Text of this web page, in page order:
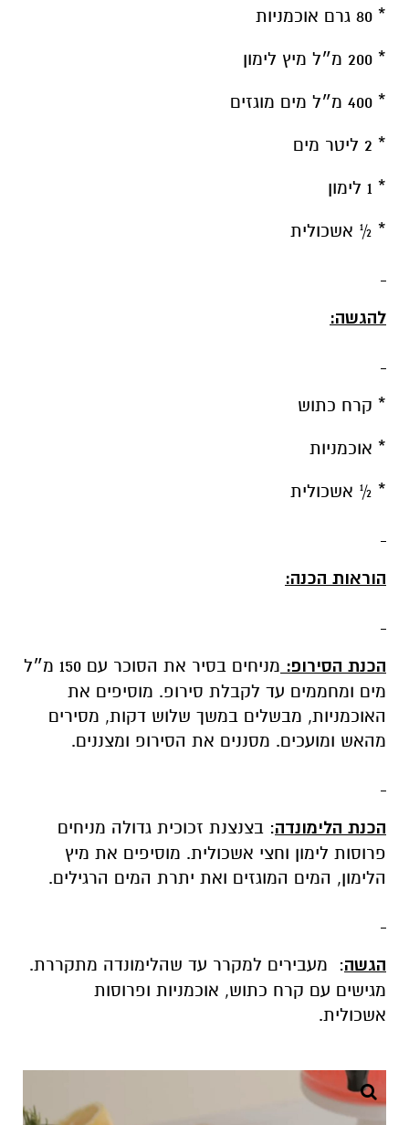
* 80 גרם אוכמניות
* 200 מ״ל מיץ לימון
* 400 מ״ל מים מוגזים
* 2 ליטר מים
* 1 לימון
* ½ אשכולית
להגשה:
* קרח כתוש
* אוכמניות
* ½ אשכולית
הוראות הכנה:
הכנת הסירופ:
מניחים בסיר את הסוכר עם 150 מ״ל
מים ומחממים עד לקבלת סירופ. מוסיפים את
האוכמניות, מבשלים במשך שלוש דקות, מסירים
מהאש ומועכים. מסננים את הסירופ ומצננים.
הכנת הלימונדה: בצנצנת זכוכית גדולה מניחים
פרוסות לימון וחצי אשכולית. מוסיפים את מיץ
הלימון, המים המוגזים ואת יתרת המים הרגילים.
הגשה: מעבירים למקרר עד שהלימונדה מתקררת.
מגישים עם קרח כתוש, אוכמניות ופרוסות
אשכולית.